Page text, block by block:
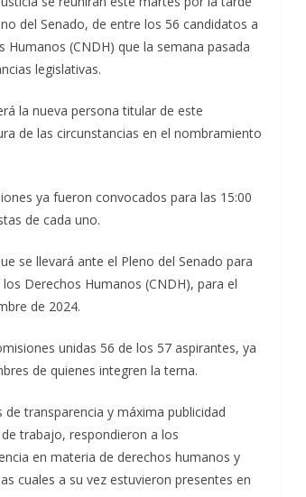
del Senado, de entre los 56 candidatos a
(CNDH) que la semana pasada
legislativas.
la nueva persona titular de este
de las circunstancias en el nombramiento
ya fueron convocados para las 15:00
de cada uno.
se llevará ante el Pleno del Senado para
Derechos Humanos (CNDH), para el
de 2024.
unidas 56 de los 57 aspirantes, ya
de quienes integren la terna.
transparencia y máxima publicidad
trabajo, respondieron a los
en materia de derechos humanos y
cuales a su vez estuvieron presentes en